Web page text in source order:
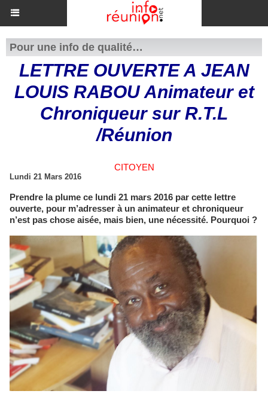
Pour une info de qualité…
LETTRE OUVERTE A JEAN
LOUIS RABOU Animateur et
Chroniqueur sur R.T.L
/Réunion
CITOYEN
Lundi 21 Mars 2016
Prendre la plume ce lundi 21 mars 2016 par cette lettre
ouverte, pour m’adresser à un animateur et chroniqueur
n’est pas chose aisée, mais bien, une nécessité. Pourquoi ?